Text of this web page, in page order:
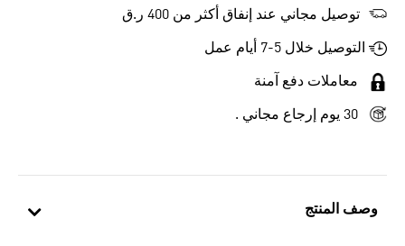
وصف المنتج
توصيل مجاني عند إنفاق أكثر من 400 ر.ق
التوصيل خلال 5-7 أيام عمل
معاملات دفع آمنة